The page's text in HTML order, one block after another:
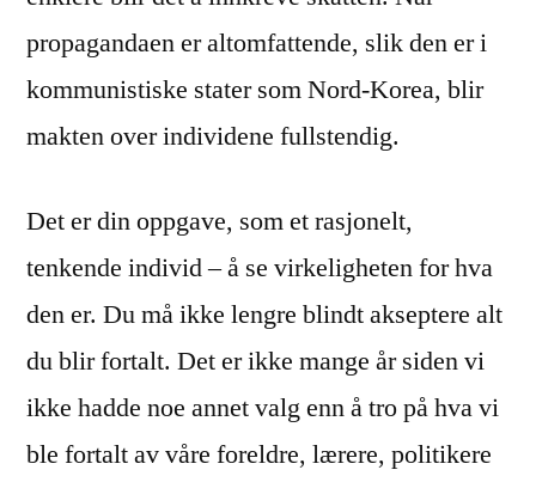
propagandaen er altomfattende, slik den er i
kommunistiske stater som Nord-Korea, blir
makten over individene fullstendig.
Det er din oppgave, som et rasjonelt,
tenkende individ – å se virkeligheten for hva
den er. Du må ikke lengre blindt akseptere alt
du blir fortalt. Det er ikke mange år siden vi
ikke hadde noe annet valg enn å tro på hva vi
ble fortalt av våre foreldre, lærere, politikere